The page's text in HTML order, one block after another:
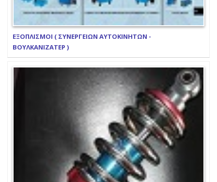
ΕΞΟΠΛΙΣΜΟΙ ( ΣΥΝΕΡΓΕΙΩΝ ΑΥΤΟΚΙΝΗΤΩΝ -
ΒΟΥΛΚΑΝΙΖΑΤΕΡ )